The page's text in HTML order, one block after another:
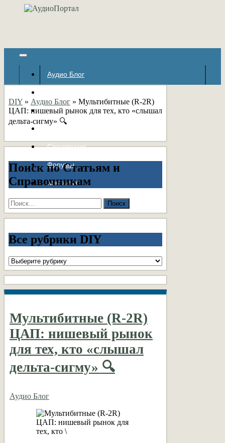
Аудио Блог
Авторские страницы
Справочник
Форумы
Контакты
DIY » Аудио Блог » Мультибитные (R-2R)
ЦАП: нишевый рынок для тех, кто «слышал
дельта-сигму» 🔍
Поиск по Статьям и
Справочникам
Найти:
Все рубрики DIY
Все
рубрики
DIY
Мультибитные (R-2R)
ЦАП: нишевый рынок
для тех, кто «слышал
дельта-сигму» 🔍
Аудио Блог